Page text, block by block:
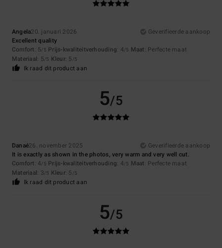
Angela20. januari 2026
Geverifieerde aankoop
Excellent quality
Comfort: 5/5 Prijs-kwaliteitverhouding: 4/5 Maat: Perfecte maat
Materiaal: 5/5 Kleur: 5 /5
Ik raad dit product aan
5/5
Danaé26. november 2025
Geverifieerde aankoop
It is exactly as shown in the photos, very warm and very well cut.
Comfort: 4/5 Prijs-kwaliteitverhouding: 4/5 Maat: Perfecte maat
Materiaal: 3/5 Kleur: 5 /5
Ik raad dit product aan
5/5